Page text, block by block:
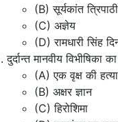
(B) सूर्यकांत
(C) अज्ञेय
(D) रामधारी सिंह
दुर्दान्त मानवीय
(A) एक वृक्ष की हत्या
(B) अक्षर ज्ञान
(C) हिरोशिमा